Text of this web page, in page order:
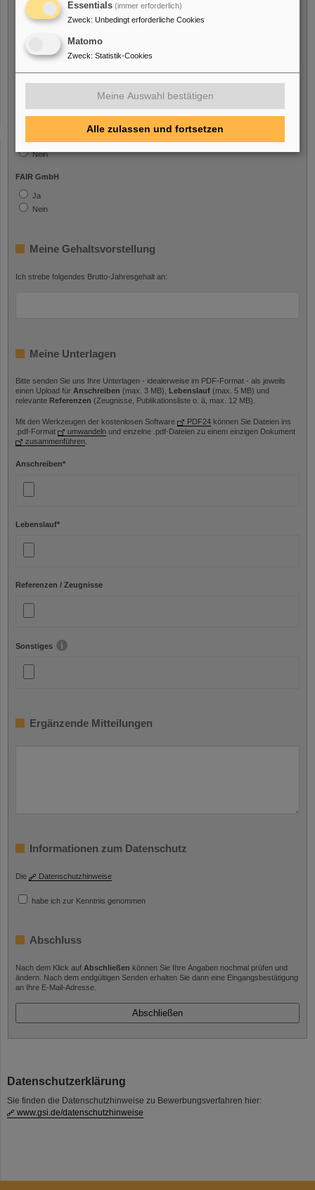
Ich bin eine Person mit Behinderung
Nein
Ich bin/war beschäftigt bei
Ja
Nein
FAIR GmbH
Ja
Nein
Meine Gehaltsvorstellung
Ich strebe folgendes Brutto-Jahresgehalt an:
Meine Unterlagen
Bitte senden Sie uns Ihre Unterlagen - idealerweise im PDF-Format - als jeweils
einen Upload für Anschreiben (max. 3 MB), Lebenslauf (max. 5 MB) und
relevante Referenzen (Zeugnisse, Publikationsliste o. ä, max. 12 MB).
Mit den Werkzeugen der kostenlosen Software PDF24 können Sie Dateien ins
.pdf-Format
umwandeln und einzelne .pdf-Dateien zu einem einzigen Dokument
zusammenführen
Anschreiben*
Lebenslauf*
Referenzen / Zeugnisse
Sonstiges
Ergänzende Mitteilungen
Informationen zum Datenschutz
Die Datenschutzhinweise
habe ich zur Kenntnis genommen
Abschluss
Nach dem Klick auf Abschließen können Sie Ihre Angaben nochmal prüfen und
ändern. Nach dem endgültigen Senden erhalten Sie dann eine Eingangsbestätigung
an Ihre E-Mail-Adresse.
Datenschutzerklärung
Sie finden die Datenschutzhinweise zu Bewerbungsverfahren hier:
www.gsi.de/datenschutzhinweise
Essentials (immer erforderlich)
Zweck: Unbedingt erforderliche Cookies
Matomo
Zweck: Statistik-Cookies
Meine Auswahl bestätigen
Alle zulassen und fortsetzen